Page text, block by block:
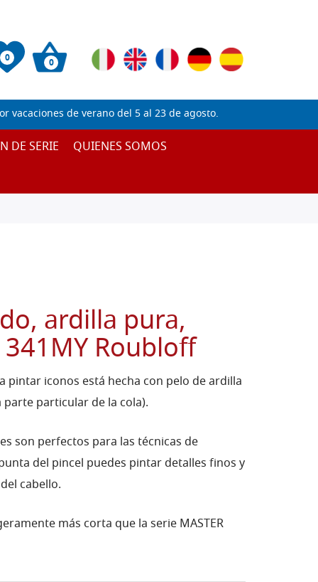
0 0
vacaciones de verano del 5 al 23 de agosto.
DE SERIE
QUIENES SOMOS
ardilla pura,
Roubloff
pintar iconos está hecha con pelo de ardilla
particular de la cola).
son perfectos para las técnicas de
del pincel puedes pintar detalles finos y
cabello.
más corta que la serie MASTER